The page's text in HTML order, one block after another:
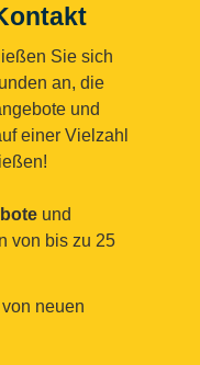
Sie sich
an, die
und
einer Vielzahl
und
von bis zu 25
von neuen